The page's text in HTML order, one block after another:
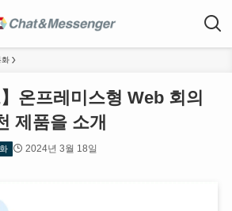
화
】온프레미스형 Web 회의
제품을 소개
2024년 3월 18일